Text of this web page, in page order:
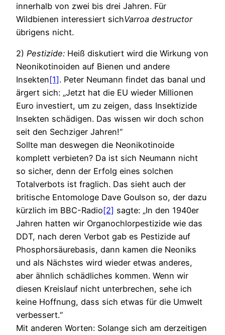
innerhalb von zwei bis drei Jahren. Für
Wildbienen interessiert sichVarroa destructor
übrigens nicht.
2) Pestizide: Heiß diskutiert wird die Wirkung von
Neonikotinoiden auf Bienen und andere
Insekten[1]. Peter Neumann findet das banal und
ärgert sich: „Jetzt hat die EU wieder Millionen
Euro investiert, um zu zeigen, dass Insektizide
Insekten schädigen. Das wissen wir doch schon
seit den Sechziger Jahren!“
Sollte man deswegen die Neonikotinoide
komplett verbieten? Da ist sich Neumann nicht
so sicher, denn der Erfolg eines solchen
Totalverbots ist fraglich. Das sieht auch der
britische Entomologe Dave Goulson so, der dazu
kürzlich im BBC-Radio[2] sagte: „In den 1940er
Jahren hatten wir Organochlorpestizide wie das
DDT, nach deren Verbot gab es Pestizide auf
Phosphorsäurebasis, dann kamen die Neoniks
und als Nächstes wird wieder etwas anderes,
aber ähnlich schädliches kommen. Wenn wir
diesen Kreislauf nicht unterbrechen, sehe ich
keine Hoffnung, dass sich etwas für die Umwelt
verbessert.“
Mit anderen Worten: Solange sich am derzeitigen